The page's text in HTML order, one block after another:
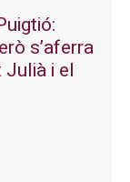
s’aferra
i el